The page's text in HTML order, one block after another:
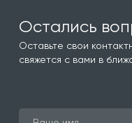
Остались
Оставьте свои
свяжется с вами в